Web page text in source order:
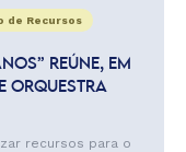
de Recursos
REÚNE, EM
ORQUESTRA
recursos para o